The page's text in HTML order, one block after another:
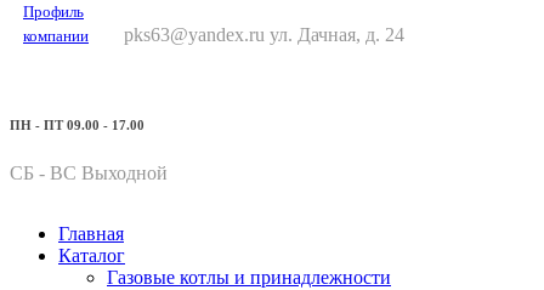
Профиль
компании
pks63@yandex.ru ул. Дачная, д. 24
ПН - ПТ 09.00 - 17.00
СБ - ВС Выходной
Главная
Каталог
Газовые котлы и принадлежности